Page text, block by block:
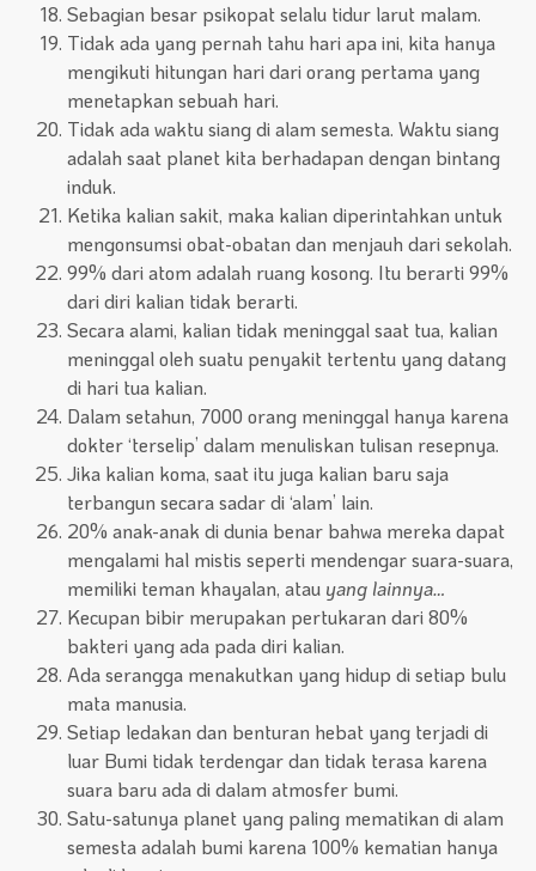
Sebagian besar psikopat selalu tidur larut malam.
Tidak ada yang pernah tahu hari apa ini, kita hanya
mengikuti hitungan hari dari orang pertama yang
menetapkan sebuah hari.
Tidak ada waktu siang di alam semesta. Waktu siang
adalah saat planet kita berhadapan dengan bintang
induk.
Ketika kalian sakit, maka kalian diperintahkan untuk
mengonsumsi obat-obatan dan menjauh dari sekolah.
99% dari atom adalah ruang kosong. Itu berarti 99%
dari diri kalian tidak berarti.
Secara alami, kalian tidak meninggal saat tua, kalian
meninggal oleh suatu penyakit tertentu yang datang
di hari tua kalian.
Dalam setahun, 7000 orang meninggal hanya karena
dokter ‘terselip’ dalam menuliskan tulisan resepnya.
Jika kalian koma, saat itu juga kalian baru saja
terbangun secara sadar di ‘alam’ lain.
20% anak-anak di dunia benar bahwa mereka dapat
mengalami hal mistis seperti mendengar suara-suara,
memiliki teman khayalan, atau yang lainnya…
Kecupan bibir merupakan pertukaran dari 80%
bakteri yang ada pada diri kalian.
Ada serangga menakutkan yang hidup di setiap bulu
mata manusia.
Setiap ledakan dan benturan hebat yang terjadi di
luar Bumi tidak terdengar dan tidak terasa karena
suara baru ada di dalam atmosfer bumi.
Satu-satunya planet yang paling mematikan di alam
semesta adalah bumi karena 100% kematian hanya